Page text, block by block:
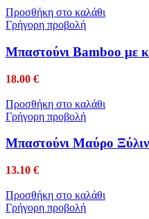
Προσθήκη στο καλάθι
Γρήγορη προβολή
Μπαστούνι Bamboo με
18.00 €
Προσθήκη στο καλάθι
Γρήγορη προβολή
Μπαστούνι Μαύρο
13.10 €
Προσθήκη στο καλάθι
Γρήγορη προβολή